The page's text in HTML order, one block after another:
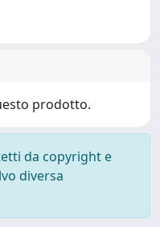
prodotto.
da copyright e
diversa